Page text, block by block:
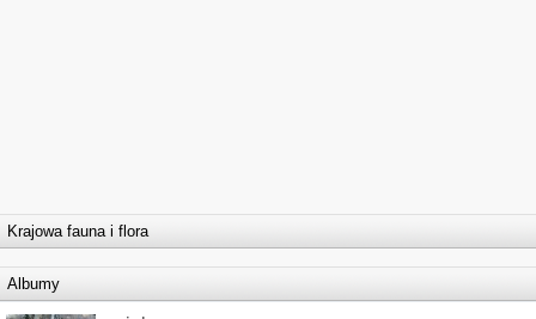
Krajowa fauna i flora
Albumy